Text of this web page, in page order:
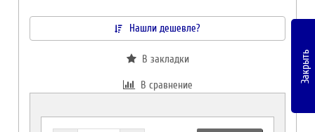
Нашли дешевле?
В закладки
В сравнение
Закрыть